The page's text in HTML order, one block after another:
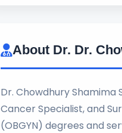
About Dr. Dr.
Dr. Chowdhury Shamima
Cancer Specialist, and
(OBGYN) degrees and